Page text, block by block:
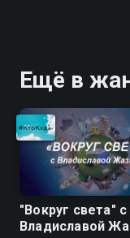
Ещё в
"Вокруг света" с
Владиславой